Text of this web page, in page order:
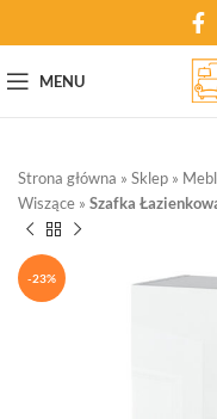
MENU
Strona główna » Sklep »
Wiszące » Szafka
-23%